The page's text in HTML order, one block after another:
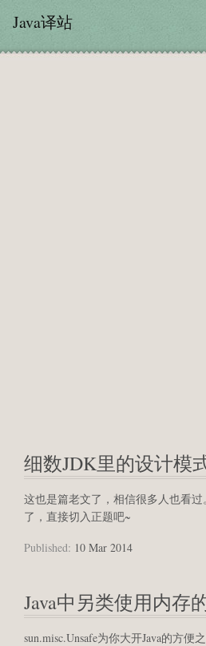
Java译站
细数JDK里的设计模
这也是篇老文了，相信很多人也看
了，直接切入正题吧~
Published: 10 Mar 2014
Java中另类使用内存
sun.misc.Unsafe为你大开Java的方便